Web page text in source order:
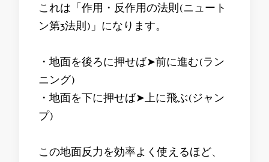
これは「作用・反作用の法則(ニュート
ン第3法則)」になります。
・地面を後ろに押せば➤前に進む(ラン
ニング)
・地面を下に押せば➤上に飛ぶ(ジャン
プ)
この地面反力を効率よく使えるほど、